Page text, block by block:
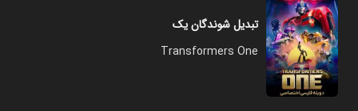
تبدیل شوندگان یک
Transformers One